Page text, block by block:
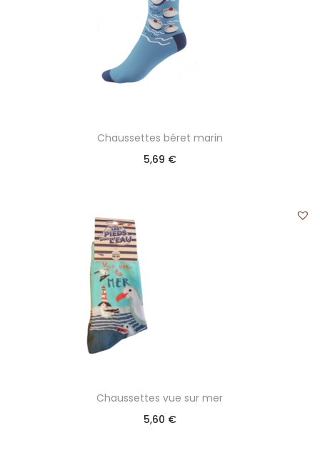
Chaussettes béret marin
5,69 €
Chaussettes vue sur mer
5,60 €